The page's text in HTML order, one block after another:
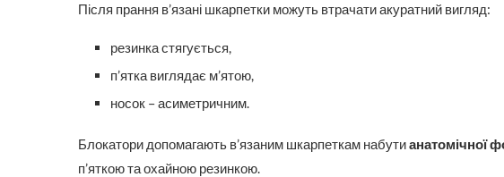
Після прання в’язані шкарпетки можуть втрачати акуратний вигляд:
резинка стягується,
п’ятка виглядає м’ятою,
носок – асиметричним.
Блокатори допомагають в’язаним шкарпеткам набутианатомічної
п’яткою та охайною резинкою.